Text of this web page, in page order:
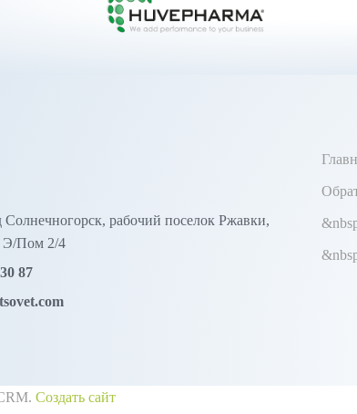
рабочий поселок Ржавки,
Э/Пом 2/4
87
Создать сайт